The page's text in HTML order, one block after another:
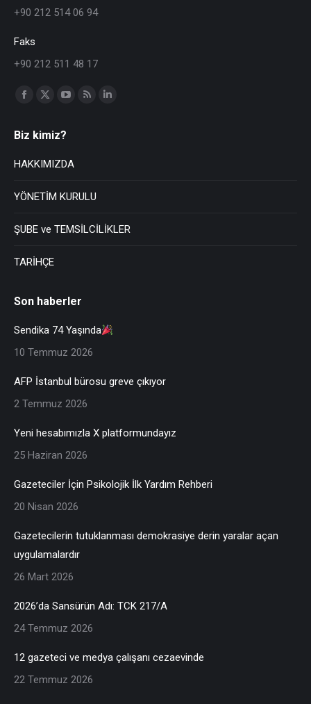
+90 212 514 06 94
Faks
+90 212 511 48 17
Find us on:
Biz kimiz?
HAKKIMIZDA
YÖNETİM KURULU
ŞUBE ve TEMSİLCİLİKLER
TARİHÇE
Son haberler
Sendika 74 Yaşında
10 Temmuz 2026
AFP İstanbul bürosu greve çıkıyor
2 Temmuz 2026
Yeni hesabımızla X platformundayız
25 Haziran 2026
Gazeteciler İçin Psikolojik İlk Yardım Rehberi
20 Nisan 2026
Gazetecilerin tutuklanması demokrasiye derin yaralar açan
uygulamalardır
26 Mart 2026
2026’da Sansürün Adı: TCK 217/A
24 Temmuz 2026
12 gazeteci ve medya çalışanı cezaevinde
22 Temmuz 2026